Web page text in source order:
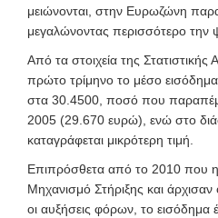
μειώνονται, στην Ευρωζώνη
μεγαλώνοντας περισσότερο την
Από τα στοιχεία της Στατιστικής
πρώτο τρίμηνο το μέσο
στα 30.4500, ποσό που
2005 (29.670 ευρώ), ενώ στο
καταγράφεται μικρότερη τιμή.
Επιπρόσθετα από το 2010 που
Μηχανισμό Στήριξης και
οι αυξήσεις φόρων, το εισόδημα